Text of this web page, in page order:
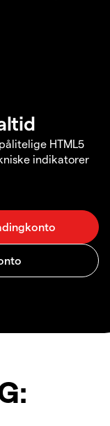
HTML5
indikatorer